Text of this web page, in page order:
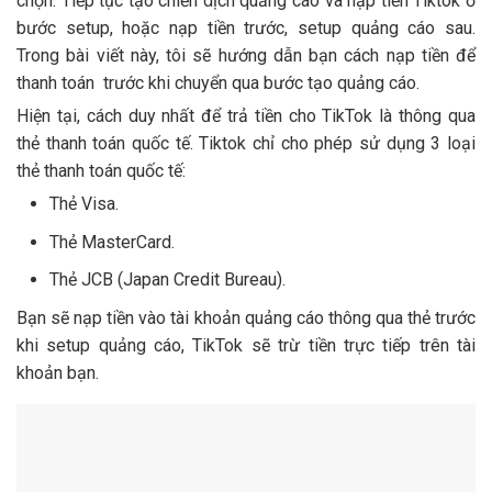
bước setup, hoặc nạp tiền trước, setup quảng cáo sau.
Trong bài viết này, tôi sẽ hướng dẫn bạn cách nạp tiền để
thanh toán trước khi chuyển qua bước tạo quảng cáo.
Hiện tại, cách duy nhất để trả tiền cho TikTok là thông qua
thẻ thanh toán quốc tế.Tiktok chỉ cho phép sử dụng 3 loại
thẻ thanh toán quốc tế:
Thẻ Visa.
Thẻ MasterCard.
Thẻ JCB (Japan Credit Bureau).
Bạn sẽ nạp tiền vào tài khoản quảng cáo thông qua thẻ trước
khi setup quảng cáo, TikTok sẽ trừ tiền trực tiếp trên tài
khoản bạn.